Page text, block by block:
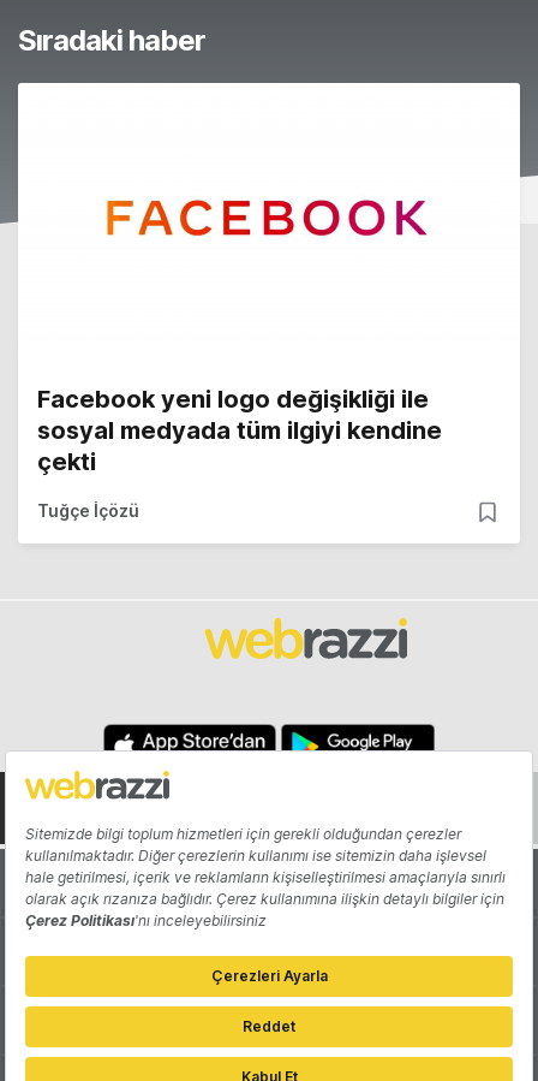
Sıradaki haber
Facebook yeni logo değişikliği ile
sosyal medyada tüm ilgiyi kendine
çekti
Tuğçe İçözü
Hakkında Yazarlar
Katkıda Bulun Reklam